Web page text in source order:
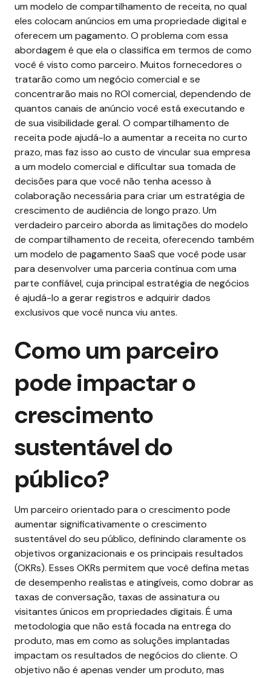
um modelo de compartilhamento de receita, no qual
eles colocam anúncios em uma propriedade digital e
oferecem um pagamento. O problema com essa
abordagem é que ela o classifica em termos de como
você é visto como parceiro. Muitos fornecedores o
tratarão como um negócio comercial e se
concentrarão mais no ROI comercial, dependendo de
quantos canais de anúncio você está executando e
de sua visibilidade geral. O compartilhamento de
receita pode ajudá-lo a aumentar a receita no curto
prazo, mas faz isso ao custo de vincular sua empresa
a um modelo comercial e dificultar sua tomada de
decisões para que você não tenha acesso à
colaboração necessária para criar um estratégia de
crescimento de audiência de longo prazo. Um
verdadeiro parceiro aborda as limitações do modelo
de compartilhamento de receita, oferecendo também
um modelo de pagamento SaaS que você pode usar
para desenvolver uma parceria contínua com uma
parte confiável, cuja principal estratégia de negócios
é ajudá-lo a gerar registros e adquirir dados
exclusivos que você nunca viu antes.
Como um parceiro
pode impactar o
crescimento
sustentável do
público?
Um parceiro orientado para o crescimento pode
aumentar significativamente o crescimento
sustentável do seu público, definindo claramente os
objetivos organizacionais e os principais resultados
(OKRs). Esses OKRs permitem que você defina metas
de desempenho realistas e atingíveis, como dobrar as
taxas de conversação, taxas de assinatura ou
visitantes únicos em propriedades digitais. É uma
metodologia que não está focada na entrega do
produto, mas em como as soluções implantadas
impactam os resultados de negócios do cliente. O
objetivo não é apenas vender um produto, mas